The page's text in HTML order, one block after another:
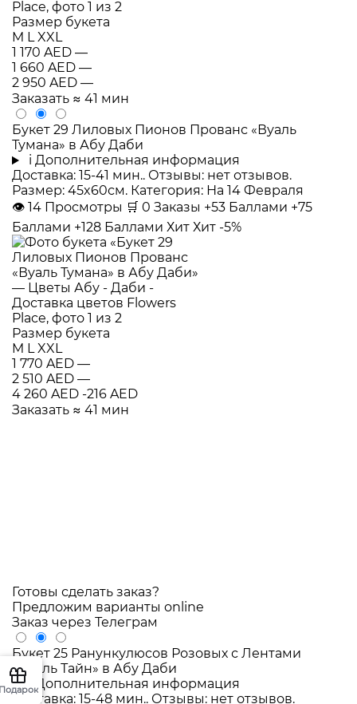
Размер букета
M LXXL
1 170 AED —
1 660 AED —
2 950 AED —
Заказать ≈ 41 мин
Букет 29 Лиловых Пионов Прованс «Вуаль
Тумана» в Абу Даби
i Дополнительная информация
Доставка: 15-41 мин.. Отзывы: нет отзывов.
Размер: 45x60см. Категория: На 14 Февраля
👁 14 Просмотры 🛒 0 Заказы +53 Баллами +75
Баллами +128 Баллами Хит Хит -5%
Размер букета
M LXXL
1 770 AED —
2 510 AED —
4 260 AED -216 AED
Заказать ≈ 41 мин
Готовы сделать заказ?
Предложим варианты online
Заказ через Телеграм
Букет 25 Ранункулюсов Розовых с Лентами
«Вуаль Тайн» в Абу Даби
i Дополнительная информация
Доставка: 15-48 мин.. Отзывы: нет отзывов.